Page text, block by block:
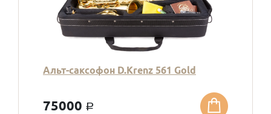
Альт-саксофон D.Krenz 561 Gold
75000 a